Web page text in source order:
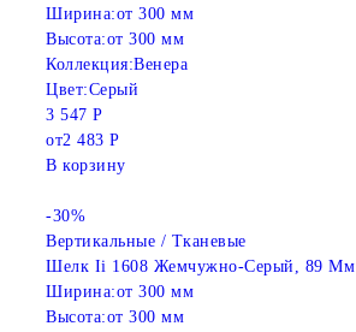
Ширина:от 300 мм
Высота:от 300 мм
Коллекция:Венера
Цвет:Серый
3 547 Р
от2 483 Р
В корзину
-30%
Вертикальные / Тканевые
Шелк Ii 1608 Жемчужно-Серый, 89 Мм
Ширина:от 300 мм
Высота:от 300 мм